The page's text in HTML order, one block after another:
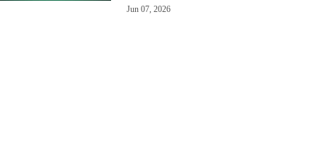
Jun 07, 2026